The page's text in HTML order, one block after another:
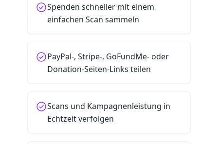
Spenden schneller mit einem
einfachen Scan sammeln
PayPal-, Stripe-, GoFundMe- oder
Donation-Seiten-Links teilen
Scans und Kampagnenleistung in
Echtzeit verfolgen